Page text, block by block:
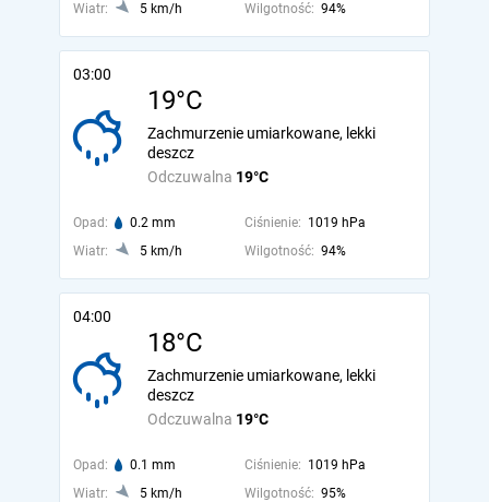
Wiatr:
5 km/h Wilgotność: 94%
03:00
19°C
Odczuwalna 19°C
Zachmurzenie umiarkowane, lekki
deszcz
Opad: 0.2 mm Ciśnienie: 1019 hPa
Wiatr:
5 km/h Wilgotność: 94%
04:00
18°C
Odczuwalna 19°C
Zachmurzenie umiarkowane, lekki
deszcz
Opad: 0.1 mm Ciśnienie: 1019 hPa
Wiatr:
5 km/h Wilgotność: 95%